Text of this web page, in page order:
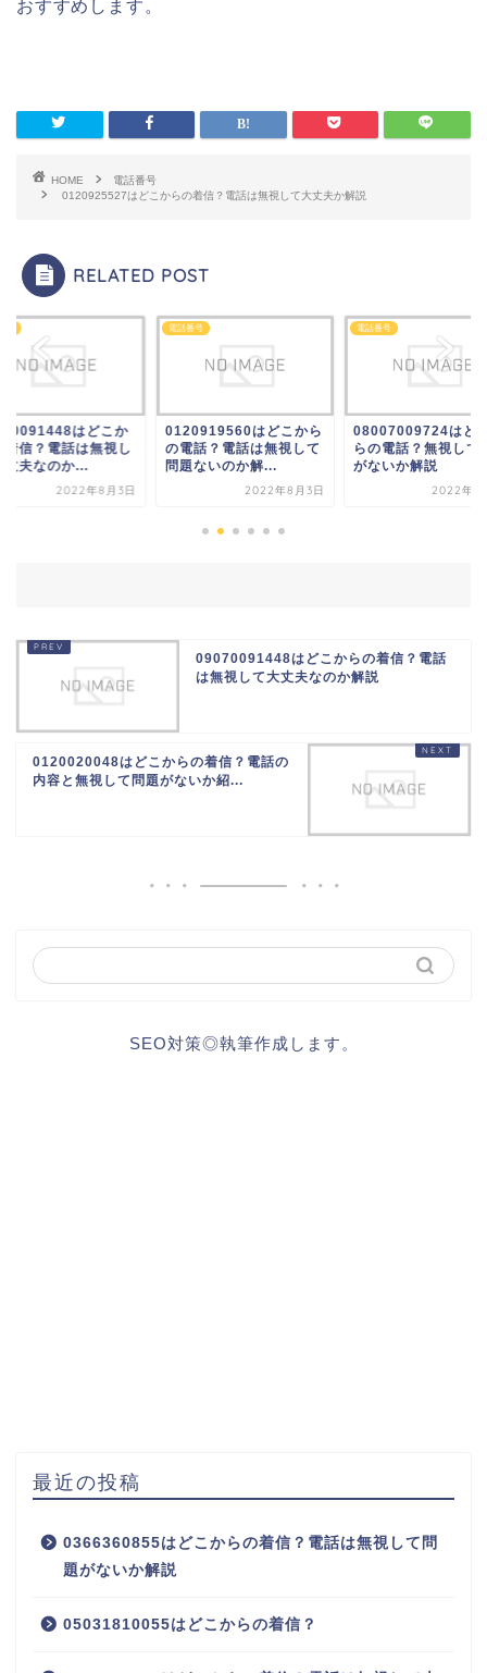
おすすめします。
HOME
電話番号
0120925527はどこからの着信？電話は無視して大丈夫か解説
RELATED POST
はどこか
着信？電話は無視し
丈夫なのか...
2022年8月3日
電話番号
0120919560はどこから
の電話？電話は無視して
問題ないのか解...
2022年8月3日
電話番号
08007009724はど
らの電話？無視して
がないか解説
2022年8
09070091448はどこからの着信？電話
は無視して大丈夫なのか解説
0120020048はどこからの着信？電話の
内容と無視して問題がないか紹...
SEO対策◎執筆作成します。
最近の投稿
0366360855はどこからの着信？電話は無視して問
題がないか解説
05031810055はどこからの着信？